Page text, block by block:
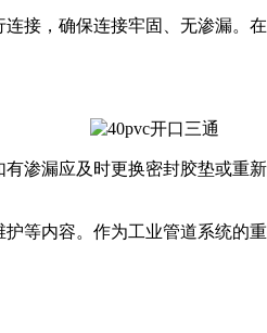
接，确保连接牢固、无渗漏
渗漏应及时更换密封胶垫或
等内容。作为工业管道系统